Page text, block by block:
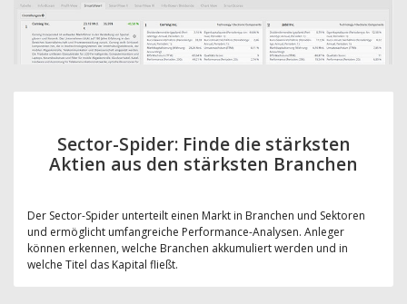
Sector-Spider: Finde die stärksten
Aktien aus den stärksten Branchen
Der Sector-Spider unterteilt einen Markt in Branchen und Sektoren
und ermöglicht umfangreiche Performance-Analysen. Anleger
können erkennen, welche Branchen akkumuliert werden und in
welche Titel das Kapital fließt.